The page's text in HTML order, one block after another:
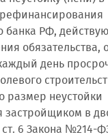
банка РФ,
обязательства,
день
размер неустойки
застройщиком в
6 Закона №214-